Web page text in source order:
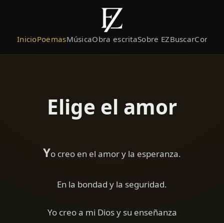
InicioPoemasMúsicaObra escritaSobre EZBuscar
Elige el amor
Yo creo en el amor y la esperanza.
En la bondad y la seguridad.
Yo creo a mi Dios y su enseñanza